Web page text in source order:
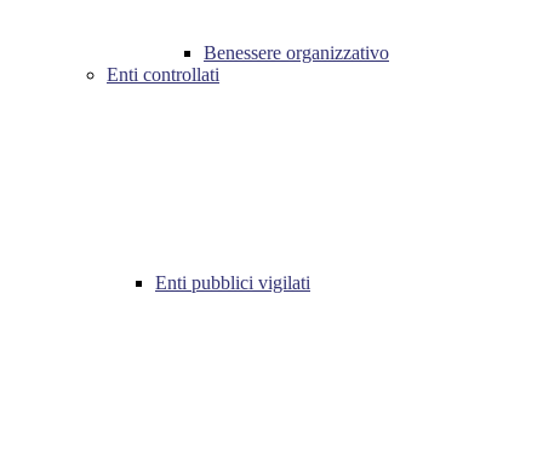
Benessere organizzativo
Enti controllati
Enti pubblici vigilati